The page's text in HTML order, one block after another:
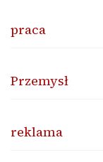
praca
Przemysł
reklama